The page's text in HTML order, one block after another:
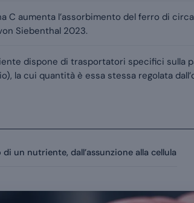
C aumenta l’assorbimento del ferro di
Siebenthal 2023.
dispone di trasportatori specifici sulla
la cui quantità è essa stessa regolata
di un nutriente, dall’assunzione alla cellula